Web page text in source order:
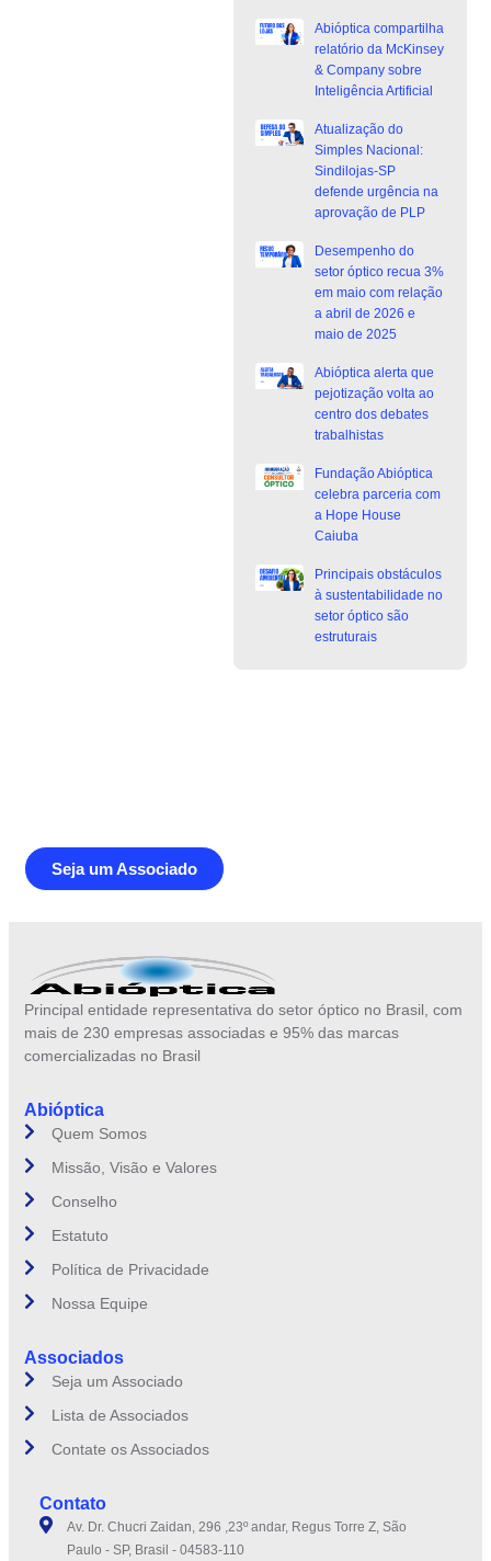
Abióptica compartilha
relatório da McKinsey
& Company sobre
Inteligência Artificial
Atualização do
Simples Nacional:
Sindilojas-SP
defende urgência na
aprovação de PLP
Desempenho do
setor óptico recua 3%
em maio com relação
a abril de 2026 e
maio de 2025
Abióptica alerta que
pejotização volta ao
centro dos debates
trabalhistas
Fundação Abióptica
celebra parceria com
a Hope House
Caiuba
Principais obstáculos
à sustentabilidade no
setor óptico são
estruturais
Seja um Associado
Principal entidade representativa do setor óptico no Brasil, com
mais de 230 empresas associadas e 95% das marcas
comercializadas no Brasil
Abióptica
Quem Somos
Missão, Visão e Valores
Conselho
Estatuto
Política de Privacidade
Nossa Equipe
Associados
Seja um Associado
Lista de Associados
Contate os Associados
Contato
Av. Dr. Chucri Zaidan, 296 ,23º andar, Regus Torre Z, São
Paulo - SP, Brasil - 04583-110